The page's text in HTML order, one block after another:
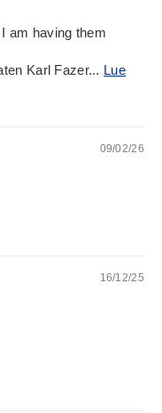
am having them
Karl Fazer... Lue
09/02/26
16/12/25